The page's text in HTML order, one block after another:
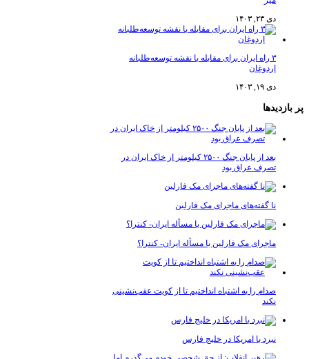
دی ۲۳, ۱۴۰۳
۳ راه ایران برای مقابله با نقشه توسعه‌طلبانه
اردوغان
دی ۱۹, ۱۴۰۳
پر بازدیدها
بعد از پایان جنگ ۲۵۰۰ کیلومتر از خاک ایران در
تصرف عراق بود
نا گفته‌های ماجرای مک فارلین
ماجرای مک فارلین یا مسأله ایران- کنترا؟
صدام را به اشتباه انداختیم تا از کویت عقب‌نشینی
نکند
نبرد با امریکا در خلیج فارس